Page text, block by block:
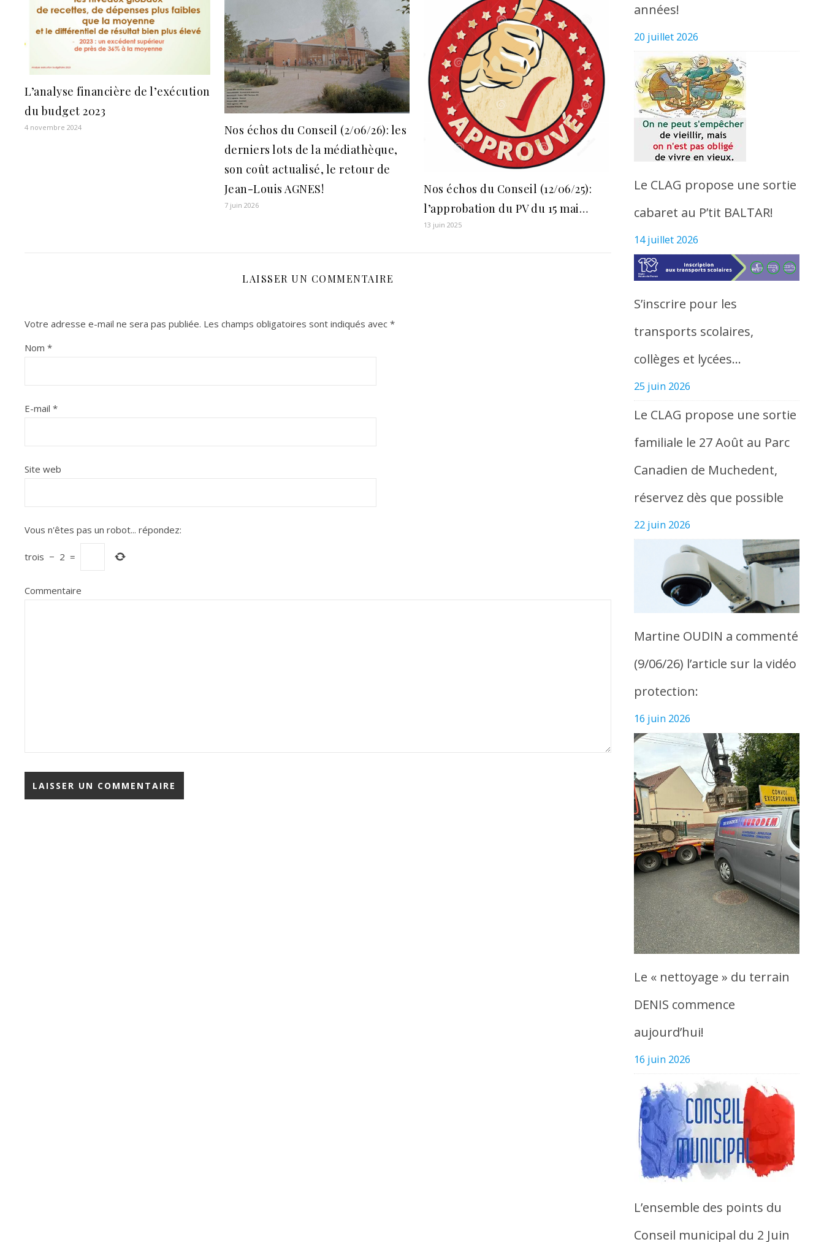
L’analyse financière de l’exécution
du budget 2023
4 novembre 2024
Nos échos du Conseil (2/06/26): les
derniers lots de la médiathèque,
son coût actualisé, le retour de
Jean-Louis AGNES!
7 juin 2026
Nos échos du Conseil (12/06/25):
l’approbation du PV du 15 mai…
13 juin 2025
LAISSER UN COMMENTAIRE
Votre adresse e-mail ne sera pas publiée. Les champs obligatoires sont indiqués avec *
Nom *
E-mail *
Site web
Vous n'êtes pas un robot... répondez:
trois − 2 =
Commentaire
années!
20 juillet 2026
Le CLAG propose une sortie
cabaret au P’tit BALTAR!
14 juillet 2026
S’inscrire pour les
transports scolaires,
collèges et lycées…
25 juin 2026
Le CLAG propose une sortie
familiale le 27 Août au Parc
Canadien de Muchedent,
réservez dès que possible
22 juin 2026
Martine OUDIN a commenté
(9/06/26) l’article sur la vidéo
protection:
16 juin 2026
Le « nettoyage » du terrain
DENIS commence
aujourd’hui!
16 juin 2026
L’ensemble des points du
Conseil municipal du 2 Juin